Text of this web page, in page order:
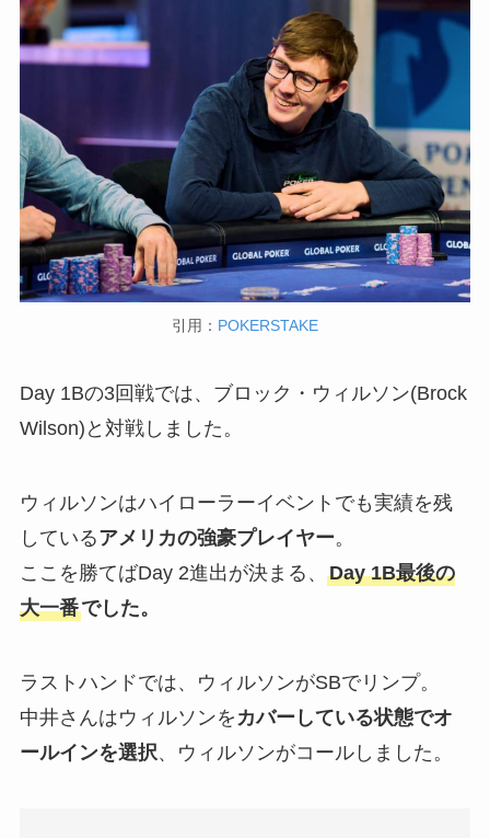
引用： POKERSTAKE
Day 1Bの3回戦では、ブロック・ウィルソン(Brock
Wilson)と対戦しました。
ウィルソンはハイローラーイベントでも実績を残
しているアメリカの強豪プレイヤー。
ここを勝てばDay 2進出が決まる、 Day 1B最後の
大一番でした。
ラストハンドでは、ウィルソンがSBでリンプ。
中井さんはウィルソンを カバーしている状態でオ
ールインを選択、ウィルソンがコールしました。